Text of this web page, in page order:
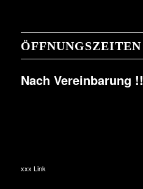
ÖFFNUNGSZEITEN
Nach Vereinbarung !!
xxx Link